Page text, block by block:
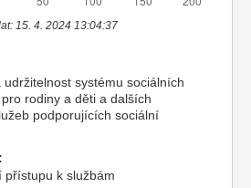
15. 4. 2024 13:04:37
udržitelnost systému sociálních
rodiny a děti a dalších
podporujících sociální
přístupu k službám